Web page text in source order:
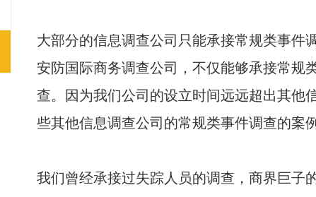
大部分的信息调查公司只能承接常规类事件
安防国际商务调查公司，不仅能够承接常规
查。因为我们公司的设立时间远远超出其他
些其他信息调查公司的常规类事件调查的案
我们曾经承接过失踪人员的调查，商界巨子